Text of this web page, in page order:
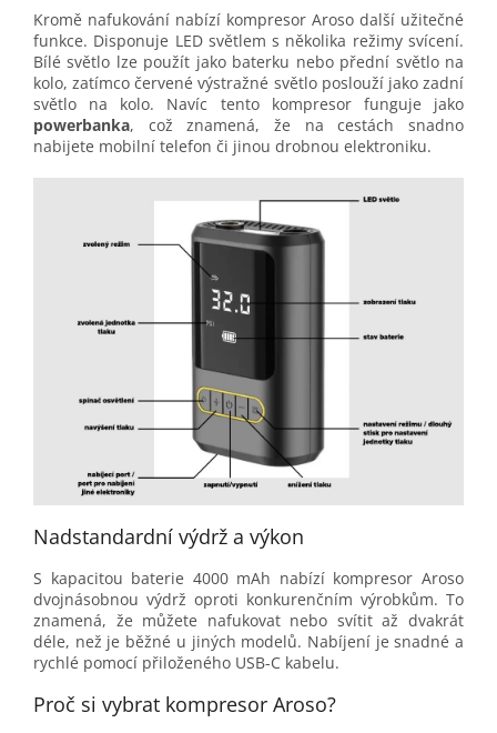
Kromě nafukování nabízí kompresor Aroso další užitečné
funkce. Disponuje LED světlem s několika režimy svícení.
Bílé světlo lze použít jako baterku nebo přední světlo na
kolo, zatímco červené výstražné světlo poslouží jako zadní
světlo na kolo. Navíc tento kompresor funguje jako
powerbanka, což znamená, že na cestách snadno
nabijete mobilní telefon či jinou drobnou elektroniku.
Nadstandardní výdrž a výkon
S kapacitou baterie 4000 mAh nabízí kompresor Aroso
dvojnásobnou výdrž oproti konkurenčním výrobkům. To
znamená, že můžete nafukovat nebo svítit až dvakrát
déle, než je běžné u jiných modelů. Nabíjení je snadné a
rychlé pomocí přiloženého USB-C kabelu.
Proč si vybrat kompresor Aroso?